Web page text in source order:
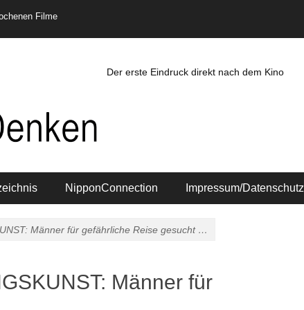
Filme
Der erste Eindruck direkt nach dem Kino
NipponConnection Impressum/Datenschutz
Männer für gefährliche Reise gesucht …
Männer für